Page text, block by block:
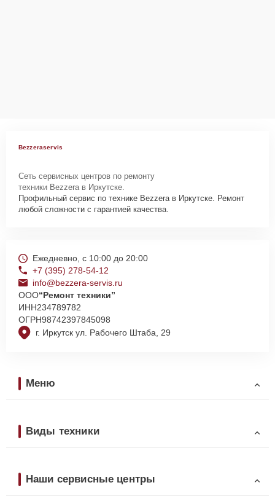
Bezzeraservis
Сеть сервисных центров по ремонту
техники Bezzera в Иркутске.
Профильный сервис по технике Bezzera в Иркутске. Ремонт
любой сложности с гарантией качества.
г. Иркутск ул. Рабочего Штаба, 29
Ежедневно, с 10:00 до 20:00
+7 (395) 278-54-12
info@bezzera-servis.ru
ООО“Ремонт техники”
ИНН234789782
ОГРН98742397845098
Меню
Виды техники
Наши сервисные центры